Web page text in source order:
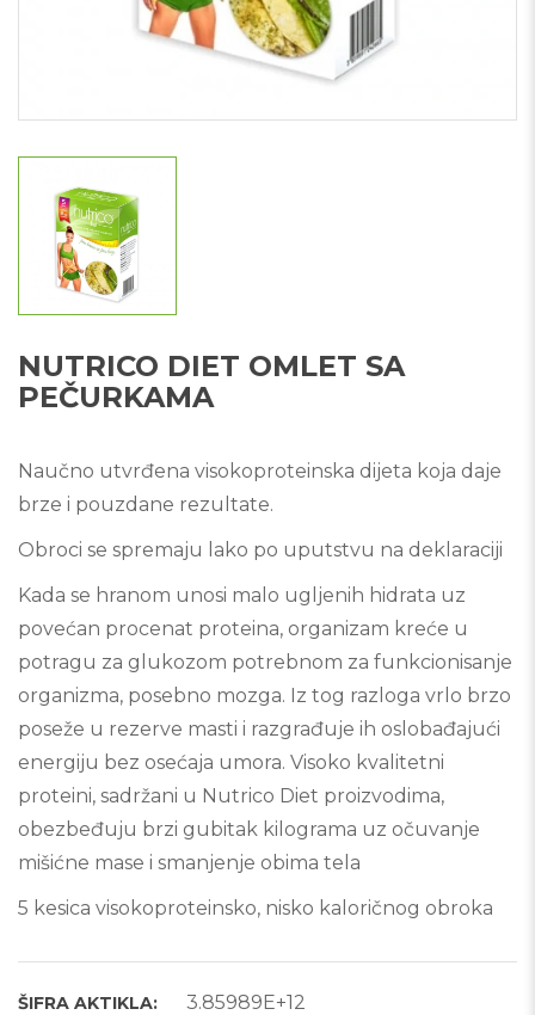
NUTRICO DIET OMLET SA
PEČURKAMA
Naučno utvrđena visokoproteinska dijeta koja daje
brze i pouzdane rezultate.
Obroci se spremaju lako po uputstvu na deklaraciji
Kada se hranom unosi malo ugljenih hidrata uz
povećan procenat proteina, organizam kreće u
potragu za glukozom potrebnom za funkcionisanje
organizma, posebno mozga. Iz tog razloga vrlo brzo
poseže u rezerve masti i razgrađuje ih oslobađajući
energiju bez osećaja umora. Visoko kvalitetni
proteini, sadržani u Nutrico Diet proizvodima,
obezbeđuju brzi gubitak kilograma uz očuvanje
mišićne mase i smanjenje obima tela
5 kesica visokoproteinsko, nisko kaloričnog obroka
ŠIFRA AKTIKLA: 3.85989E+12